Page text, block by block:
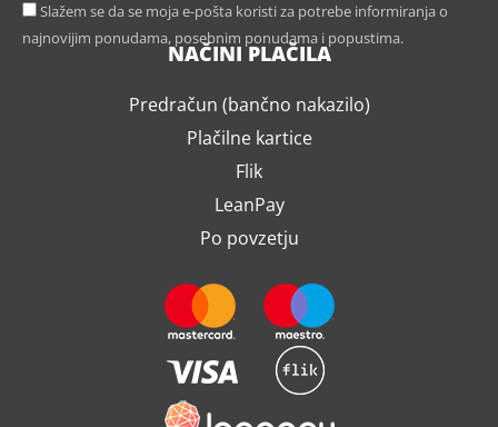
Slažem se da se moja e-pošta koristi za potrebe informiranja o
najnovijim ponudama, posebnim ponudama i popustima.
NAČINI PLAČILA
Predračun (bančno nakazilo)
Plačilne kartice
Flik
LeanPay
Po povzetju